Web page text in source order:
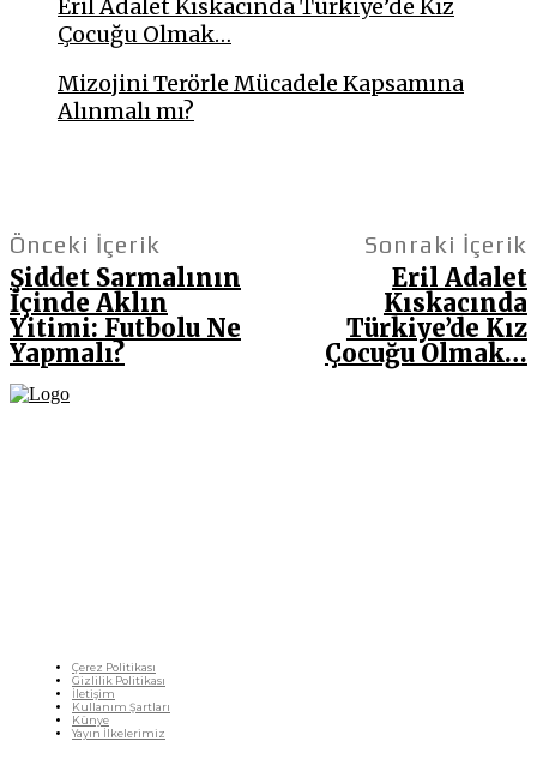
Eril Adalet Kıskacında Türkiye’de Kız
Çocuğu Olmak…
Mizojini Terörle Mücadele Kapsamına
Alınmalı mı?
Önceki İçerik
Şiddet Sarmalının
İçinde Aklın
Yitimi: Futbolu Ne
Yapmalı?
Sonraki İçerik
Eril Adalet
Kıskacında
Türkiye’de Kız
Çocuğu Olmak…
Çerez Politikası
Gizlilik Politikası
İletişim
Kullanım Şartları
Künye
Yayın İlkelerimiz